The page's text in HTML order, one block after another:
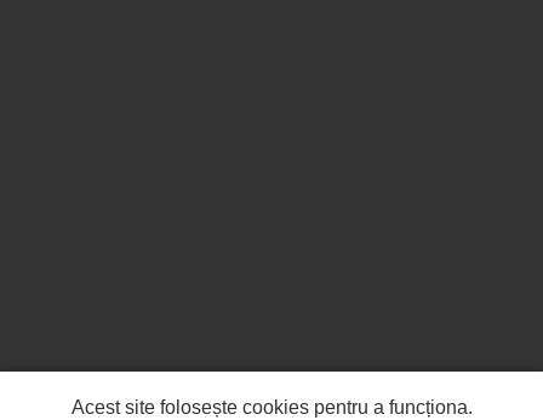
Acest site folosește cookies pentru a funcționa.